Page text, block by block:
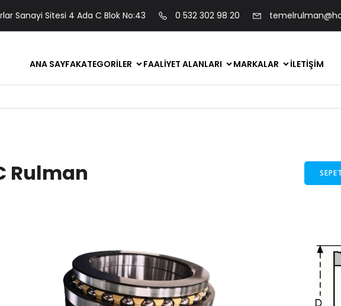
Sanayi Sitesi 4 Ada C Blok No:43 0 532 302 98 20
ANA SAYFAKATEGORILER FAALIYET ALANLARI MARKALAR İLETIŞIM
Rulman